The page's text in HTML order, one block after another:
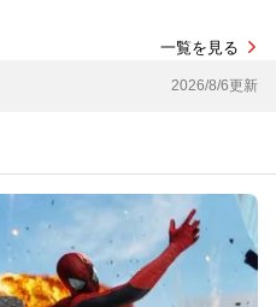
一覧を見る
2026/8/6更新